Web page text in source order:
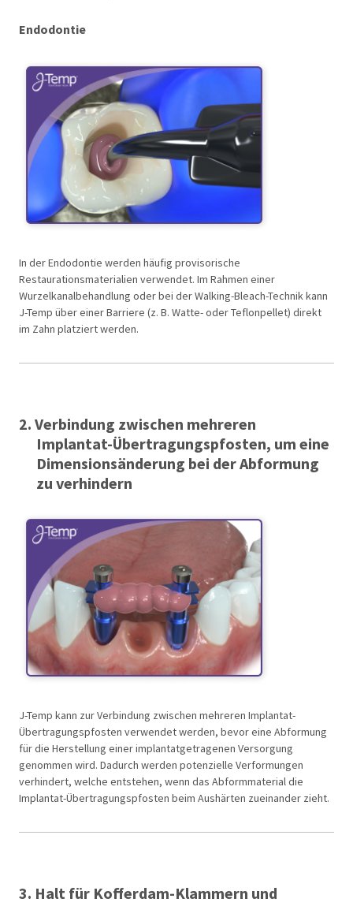
Endodontie
In der Endodontie werden häufig provisorische
Restaurationsmaterialien verwendet. Im Rahmen einer
Wurzelkanalbehandlung oder bei der Walking-Bleach-Technik kann
J-Temp über einer Barriere (z. B. Watte- oder Teflonpellet) direkt
im Zahn platziert werden.
2. Verbindung zwischen mehreren
Implantat-Übertragungspfosten, um eine
Dimensionsänderung bei der Abformung
zu verhindern
J-Temp kann zur Verbindung zwischen mehreren Implantat-
Übertragungspfosten verwendet werden, bevor eine Abformung
für die Herstellung einer implantatgetragenen Versorgung
genommen wird. Dadurch werden potenzielle Verformungen
verhindert, welche entstehen, wenn das Abformmaterial die
Implantat-Übertragungspfosten beim Aushärten zueinander zieht.
3. Halt für Kofferdam-Klammern und